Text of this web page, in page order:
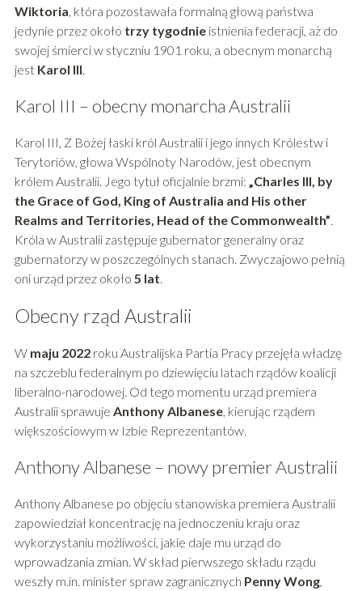
Wiktoria, która pozostawała formalną głową państwa
jedynie przez około trzy tygodnieistnienia federacji, aż do
swojej śmierci w styczniu 1901 roku, a obecnym monarchą
jest Karol III.
Karol III – obecny monarcha Australii
Karol III, Z Bożej łaski król Australii i jego innych Królestw i
Terytoriów, głowa Wspólnoty Narodów, jest obecnym
królem Australii. Jego tytuł oficjalnie brzmi: „Charles III, by
the Grace of God, King of Australia and His other
Realms and Territories, Head of the Commonwealth”.
Króla w Australii zastępuje gubernator generalny oraz
gubernatorzy w poszczególnych stanach. Zwyczajowo pełnią
oni urząd przez około 5 lat.
Obecny rząd Australii
W maju 2022roku Australijska Partia Pracy przejęła władzę
na szczeblu federalnym po dziewięciu latach rządów koalicji
liberalno-narodowej. Od tego momentu urząd premiera
Australii sprawuje Anthony Albanese, kierując rządem
większościowym w Izbie Reprezentantów.
Anthony Albanese – nowy premier Australii
Anthony Albanese po objęciu stanowiska premiera Australii
zapowiedział koncentrację na jednoczeniu kraju oraz
wykorzystaniu możliwości, jakie daje mu urząd do
wprowadzania zmian. W skład pierwszego składu rządu
weszły m.in. minister spraw zagranicznych Penny Wong,